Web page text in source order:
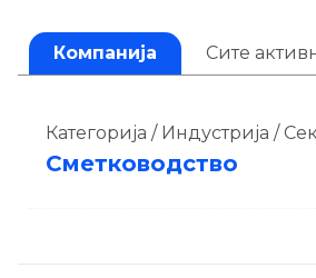
Компанија Сите
Категорија / Индустрија /
Сметководство